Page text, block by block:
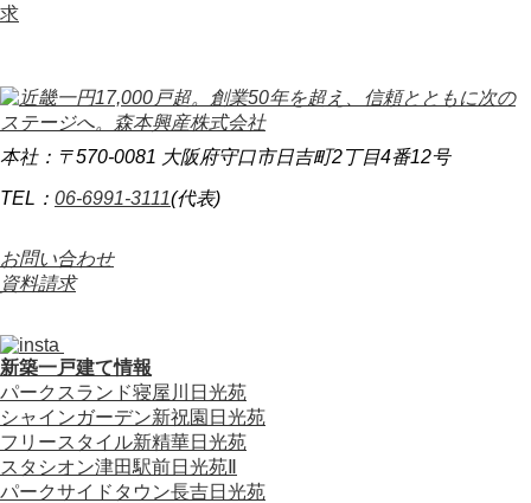
求
本社：〒570-0081 大阪府守口市日吉町2丁目4番12号
TEL： 06-6991-3111(代表)
お問い合わせ
資料請求
新築一戸建て情報
パークスランド寝屋川日光苑
シャインガーデン新祝園日光苑
フリースタイル新精華日光苑
スタシオン津田駅前日光苑Ⅱ
パークサイドタウン長吉日光苑